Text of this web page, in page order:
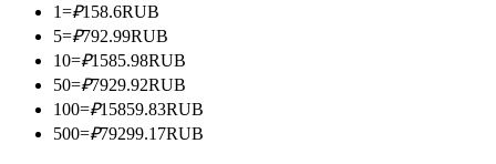
Kopya Tüccarı Olun
Kâr paylaşımı ve kopya ticaret komisyonlarının tadını çıkarın
1=₽158.6RUB
5=₽792.99RUB
10=₽1585.98RUB
50=₽7929.92RUB
100=₽15859.83RUB
500=₽79299.17RUB